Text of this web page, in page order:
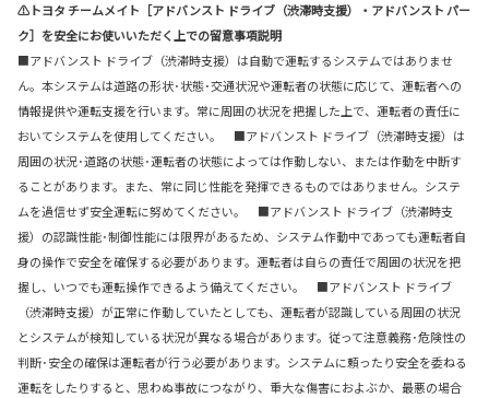
⚠トヨタ チームメイト［アドバンスト ドライブ（渋滞時支援）・アドバンスト パー
ク］を安全にお使いいただく上での留意事項説明
■アドバンスト ドライブ（渋滞時支援）は自動で運転するシステムではありませ
ん。本システムは道路の形状･状態･交通状況や運転者の状態に応じて、運転者への
情報提供や運転支援を行います。常に周囲の状況を把握した上で、運転者の責任に
おいてシステムを使用してください。 ■アドバンスト ドライブ（渋滞時支援）は
周囲の状況･道路の状態･運転者の状態によっては作動しない、または作動を中断す
ることがあります。また、常に同じ性能を発揮できるものではありません。システ
ムを過信せず安全運転に努めてください。 ■アドバンスト ドライブ（渋滞時支
援）の認識性能･制御性能には限界があるため、システム作動中であっても運転者自
身の操作で安全を確保する必要があります。運転者は自らの責任で周囲の状況を把
握し、いつでも運転操作できるよう備えてください。 ■アドバンスト ドライブ
（渋滞時支援）が正常に作動していたとしても、運転者が認識している周囲の状況
とシステムが検知している状況が異なる場合があります。従って注意義務･危険性の
判断･安全の確保は運転者が行う必要があります。システムに頼ったり安全を委ねる
運転をしたりすると、思わぬ事故につながり、重大な傷害におよぶか、最悪の場合